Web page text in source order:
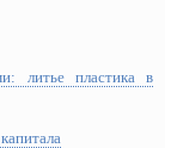
литье пластика в